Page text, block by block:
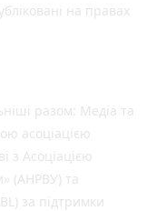
на правах
разом: Медіа та
асоціацією
з Асоціацією
(АНРВУ) та
за підтримки